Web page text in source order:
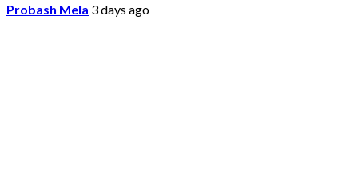
Probash Mela 3 days ago